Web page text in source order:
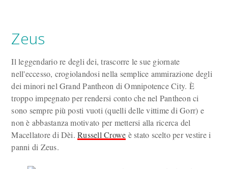
Zeus
Il leggendario re degli dei, trascorre le sue giornate
nell'eccesso, crogiolandosi nella semplice ammirazione degli
dei minori nel Grand Pantheon di Omnipotence City. È
troppo impegnato per rendersi conto che nel Pantheon ci
sono sempre più posti vuoti (quelli delle vittime di Gorr) e
non è abbastanza motivato per mettersi alla ricerca del
Macellatore di Dèi.Russell Crowe è stato scelto per vestire i
panni di Zeus.